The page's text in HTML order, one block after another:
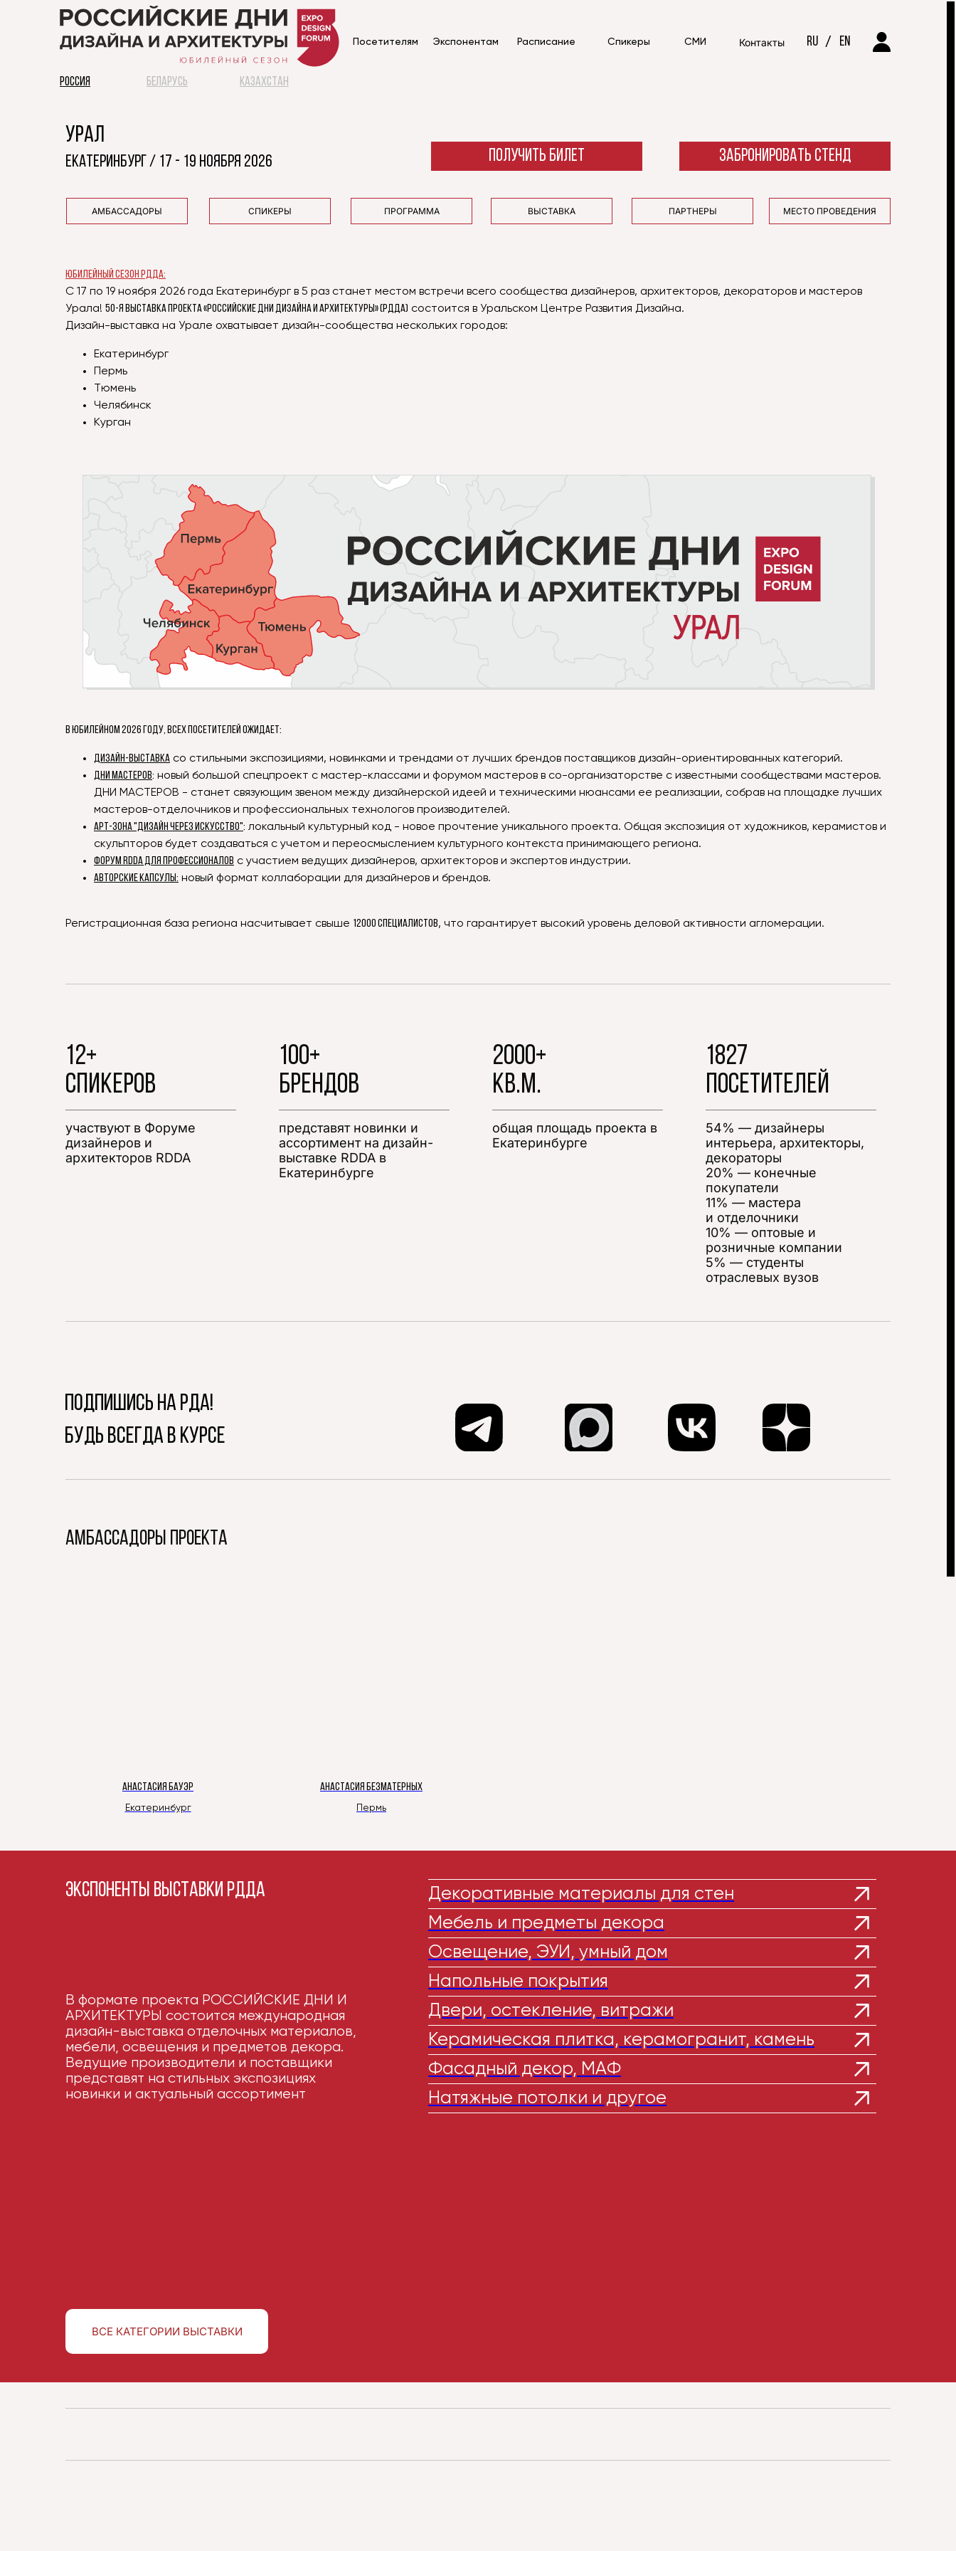
Контакты RU EN
/
Спикеры СМИ
Расписание
Экспонентам
Посетителям
РОССИЯ БЕЛАРУСЬ КАЗАХСТАН
ЗАБРОНИРОВАТЬ СТЕНД
УРАЛ
ЕКАТЕРИНБУРГ / 17 - 19 ноября 2026 ПОЛУЧИТЬ БИЛЕТ
АМБАССАДОРЫ СПИКЕРЫ ПРОГРАММА ВЫСТАВКА ПАРТНЕРЫ МЕСТО ПРОВЕДЕНИЯ
Юбилейный сезон РДДА:
С 17 по 19 ноября 2026 года Екатеринбург в 5 раз станет местом встречи всего сообщества дизайнеров, архитекторов, декораторов и мастеров
Урала! 50-я выставка проекта «Российские Дни Дизайна и Архитектуры» (РДДА) состоится в Уральском Центре Развития Дизайна.
Дизайн-выставка на Урале охватывает дизайн-сообщества нескольких городов:
Екатеринбург
Пермь
Тюмень
Челябинск
Курган
В ЮБИЛЕЙНОМ 2026 году, ВСЕХ ПОСЕТИТЕЛЕЙ ОЖИДАЕТ:
дизайн-выставка со стильными экспозициями, новинками и трендами от лучших брендов поставщиков дизайн-ориентированных категорий.
ДНИ МАСТЕРОВ: новый большой спецпроект с мастер-классами и форумом мастеров в со-организаторстве с известными сообществами мастеров.
ДНИ МАСТЕРОВ - станет связующим звеном между дизайнерской идеей и техническими нюансами ее реализации, собрав на площадке лучших
мастеров-отделочников и профессиональных технологов производителей.
АРТ-ЗОНА "ДИЗАЙН ЧЕРЕЗ ИСКУССТВО": локальный культурный код - новое прочтение уникального проекта. Общая экспозиция от художников, керамистов и
скульпторов будет создаваться с учетом и переосмыслением культурного контекста принимающего региона.
Форум RDDA для профессионалов с участием ведущих дизайнеров, архитекторов и экспертов индустрии.
АВТОРСКИЕ КАПСУЛЫ: новый формат коллаборации для дизайнеров и брендов.
Регистрационная база региона насчитывает свыше 12000 специалистов, что гарантирует высокий уровень деловой активности агломерации.
12+
сПИКЕРОВ
участвуют в Форуме
дизайнеров и
архитекторов RDDA
100+
БРЕНДОВ
представят новинки и
ассортимент на дизайн-
выставке RDDA в
Екатеринбурге
2000+
кв.м.
общая площадь проекта в
Екатеринбурге
1827
ПОСЕТИТЕЛЕЙ
54% — дизайнеры
интерьера, архитекторы,
декораторы
20% — конечные
покупатели
11% — мастера
и отделочники
10% — оптовые и
розничные компании
5% — студенты
отраслевых вузов
ПОДПИШИСЬ НА РДА!
БУДЬ ВСЕГДА В КУРСЕ
АМБАССАДОРЫ ПРОЕКТА
АНАСТАСИЯ БАУЭР
Екатеринбург
АНАСТАСИЯ БЕЗМАТЕРНЫХ
Пермь
Декоративные материалы для стен
Мебель и предметы декора
Освещение, ЭУИ, умный дом
Напольные покрытия
Двери, остекление, витражи
Керамическая плитка, керамогранит, камень
Фасадный декор, МАФ
Натяжные потолки и другое
ВСЕ КАТЕГОРИИ ВЫСТАВКИ
Экспоненты выставки РДДА
В формате проекта РОССИЙСКИЕ ДНИ И
АРХИТЕКТУРЫ состоится международная
дизайн-выставка отделочных материалов,
мебели, освещения и предметов декора.
Ведущие производители и поставщики
представят на стильных экспозициях
новинки и актуальный ассортимент